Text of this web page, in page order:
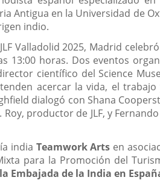
Antigua en la Universidad de
indio.
Valladolid 2025, Madrid
13:00 horas. Dos eventos
científico del Science
acercar la vida, el
dialogó con Shana
productor de JLF, y
india Teamwork Arts en
para la Promoción del
Embajada de la India en